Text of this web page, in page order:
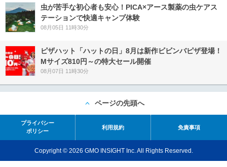
虫が苦手な初心者も安心！PICA×アース製薬の虫ケアス
テーションで快適キャンプ体験
08月05日 11時30分
ピザハット「ハットの日」8月は新作ビビンバピザ登場！
Mサイズ810円～の特大セール開催
08月07日 11時30分
ページの先頭へ
プライバシー
ポリシー
利用規約 免責事項
Copyright © 2026 GMO INSIGHT Inc. All Rights Reserved.